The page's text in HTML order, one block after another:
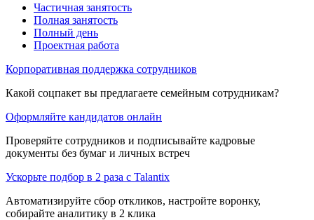
Частичная занятость
Полная занятость
Полный день
Проектная работа
Корпоративная поддержка сотрудников
Какой соцпакет вы предлагаете семейным сотрудникам?
Оформляйте кандидатов онлайн
Проверяйте сотрудников и подписывайте кадровые
документы без бумаг и личных встреч
Ускорьте подбор в 2 раза с Talantix
Автоматизируйте сбор откликов, настройте воронку,
собирайте аналитику в 2 клика